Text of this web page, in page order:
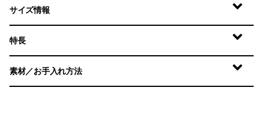
サイズ情報
特長
素材／お手入れ方法